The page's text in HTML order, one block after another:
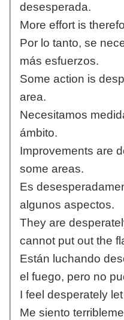
desesperada.
More effort is
Por lo tanto, se
más esfuerzos.
Some action is
area.
Necesitamos
ámbito.
Improvements are
some areas.
Es
algunos aspectos.
They are
cannot put out the
Están luchando
el fuego, pero no
I feel desperately
Me siento